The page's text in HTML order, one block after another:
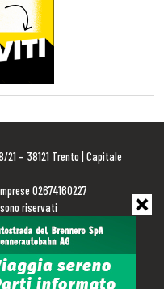
21 – 38121 Trento | Capitale
02674160227
riservati
Policy Cookie Policy